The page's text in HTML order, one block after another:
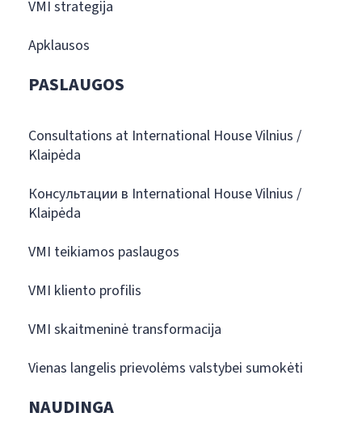
VMI strategija
Apklausos
PASLAUGOS
Consultations at International House Vilnius /
Klaipėda
Консультации в International House Vilnius /
Klaipėda
VMI teikiamos paslaugos
VMI kliento profilis
VMI skaitmeninė transformacija
Vienas langelis prievolėms valstybei sumokėti
NAUDINGA